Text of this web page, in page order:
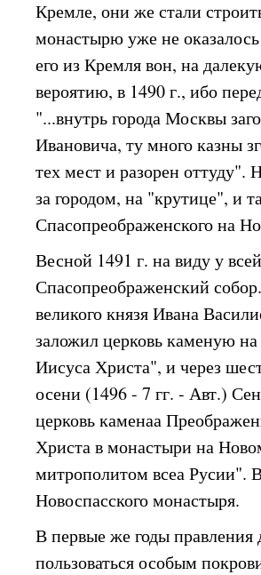
Кремле, они же стали
монастырю уже не
его из Кремля вон, на
вероятию, в 1490 г., ибо
"...внутрь города Москвы
Ивановича, ту много казны
тех мест и разорен
за городом, на "крутице", и
Спасопреображенского на
Весной 1491 г. на виду у
Спасопреображенский
великого князя Ивана
заложил церковь каменую
Иисуса Христа", и через
осени (1496 - 7 гг. - Авт.)
церковь каменаа
Христа в монастыри на
митрополитом всеа Русии".
Новоспасского монастыря.
В первые же годы
пользоваться особым